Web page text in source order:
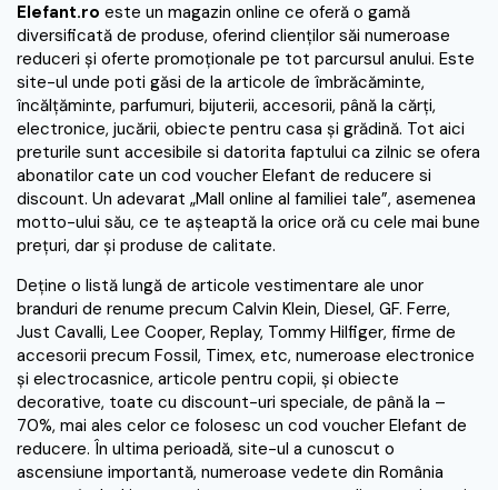
Elefant.ro este un magazin online ce oferă o gamă
diversificată de produse, oferind clienţilor săi numeroase
reduceri şi oferte promoţionale pe tot parcursul anului. Este
site-ul unde poti găsi de la articole de îmbrăcăminte,
încălţăminte, parfumuri, bijuterii, accesorii, până la cărţi,
electronice, jucării, obiecte pentru casa şi grădină. Tot aici
preturile sunt accesibile si datorita faptului ca zilnic se ofera
abonatilor cate un cod voucher Elefant de reducere si
discount. Un adevarat „Mall online al familiei tale”, asemenea
motto-ului său, ce te aşteaptă la orice oră cu cele mai bune
preţuri, dar şi produse de calitate.
Deţine o listă lungă de articole vestimentare ale unor
branduri de renume precum Calvin Klein, Diesel, GF. Ferre,
Just Cavalli, Lee Cooper, Replay, Tommy Hilfiger, firme de
accesorii precum Fossil, Timex, etc, numeroase electronice
şi electrocasnice, articole pentru copii, şi obiecte
decorative, toate cu discount-uri speciale, de până la –
70%, mai ales celor ce folosesc un cod voucher Elefant de
reducere. În ultima perioadă, site-ul a cunoscut o
ascensiune importantă, numeroase vedete din România